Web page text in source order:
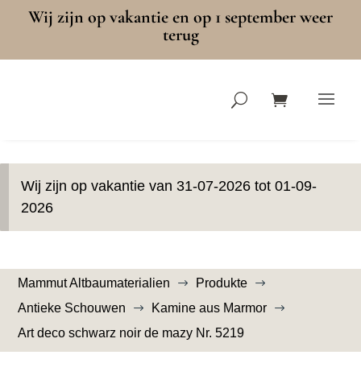
Wij zijn op vakantie en op 1 september weer
terug
Wij zijn op vakantie van 31-07-2026 tot 01-09-
2026
Mammut Altbaumaterialien $ Produkte $
Antieke Schouwen $ Kamine aus Marmor $
Art deco schwarz noir de mazy Nr. 5219